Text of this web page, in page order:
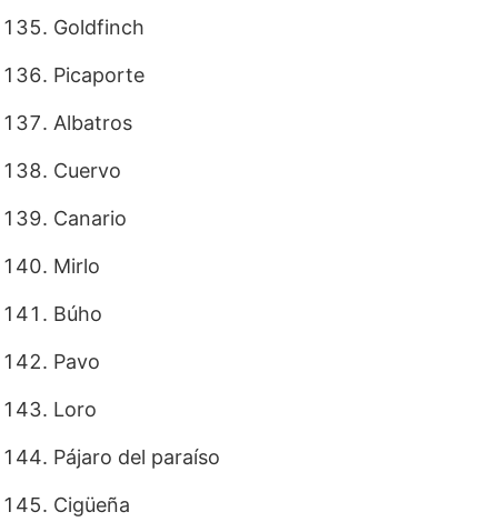
Goldfinch
Picaporte
Albatros
Cuervo
Canario
Mirlo
Búho
Pavo
Loro
Pájaro del paraíso
Cigüeña